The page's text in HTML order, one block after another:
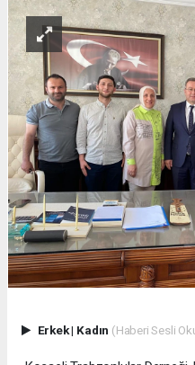
Erkek| Kadın (Haberi Sesli